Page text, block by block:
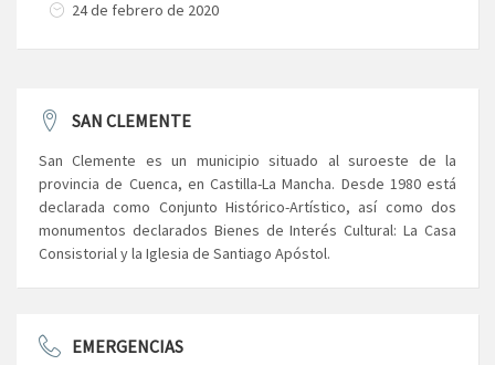
24 de febrero de 2020
SAN CLEMENTE
San Clemente es un municipio situado al suroeste de la
provincia de Cuenca, en Castilla-La Mancha. Desde 1980 está
declarada como Conjunto Histórico-Artístico, así como dos
monumentos declarados Bienes de Interés Cultural: La Casa
Consistorial y la Iglesia de Santiago Apóstol.
EMERGENCIAS